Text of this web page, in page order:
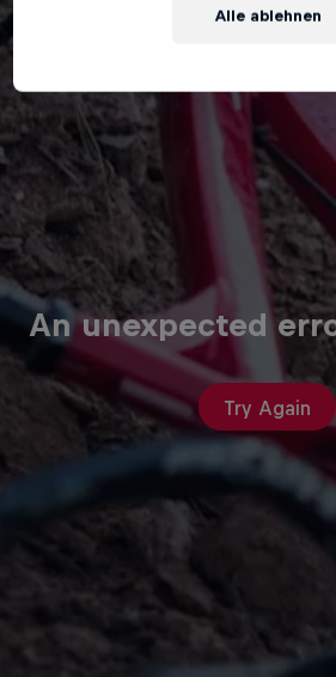
An unexpected
Try Again
Alle ablehnen